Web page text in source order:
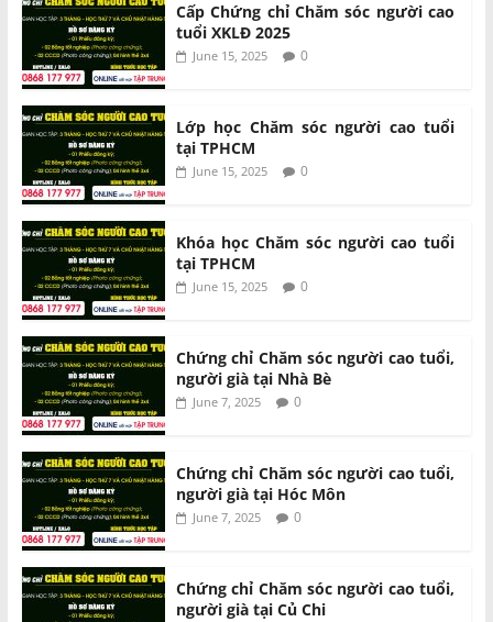
Cấp Chứng chỉ Chăm sóc người cao
tuổi XKLĐ 2025
June 15, 2025 0
Lớp học Chăm sóc người cao tuổi
tại TPHCM
June 15, 2025 0
Khóa học Chăm sóc người cao tuổi
tại TPHCM
June 15, 2025 0
Chứng chỉ Chăm sóc người cao tuổi,
người già tại Nhà Bè
June 7, 2025 0
Chứng chỉ Chăm sóc người cao tuổi,
người già tại Hóc Môn
June 7, 2025 0
Chứng chỉ Chăm sóc người cao tuổi,
người già tại Củ Chi